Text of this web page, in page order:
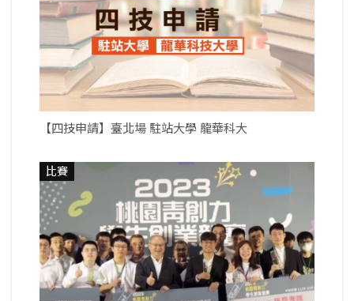
【四技申請】臺北場 駐站大學 龍華科大
比賽